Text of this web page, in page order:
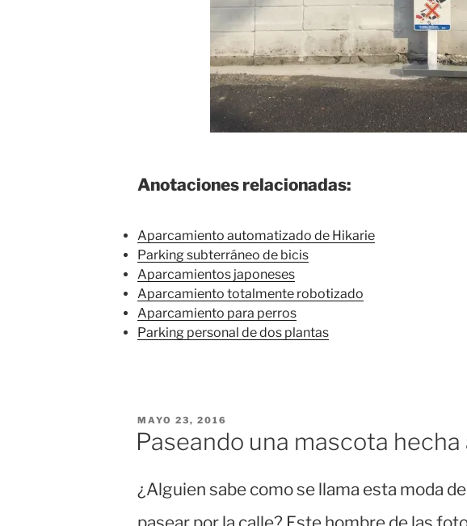
Anotaciones relacionadas:
Aparcamiento automatizado de Hikarie
Parking subterráneo de bicis
Aparcamientos japoneses
Aparcamiento totalmente robotizado
Aparcamiento para perros
Parking personal de dos plantas
PUBLICADO
EL
MAYO 23, 2016
Paseando una mascota hecha
¿Alguien sabe como se llama esta moda